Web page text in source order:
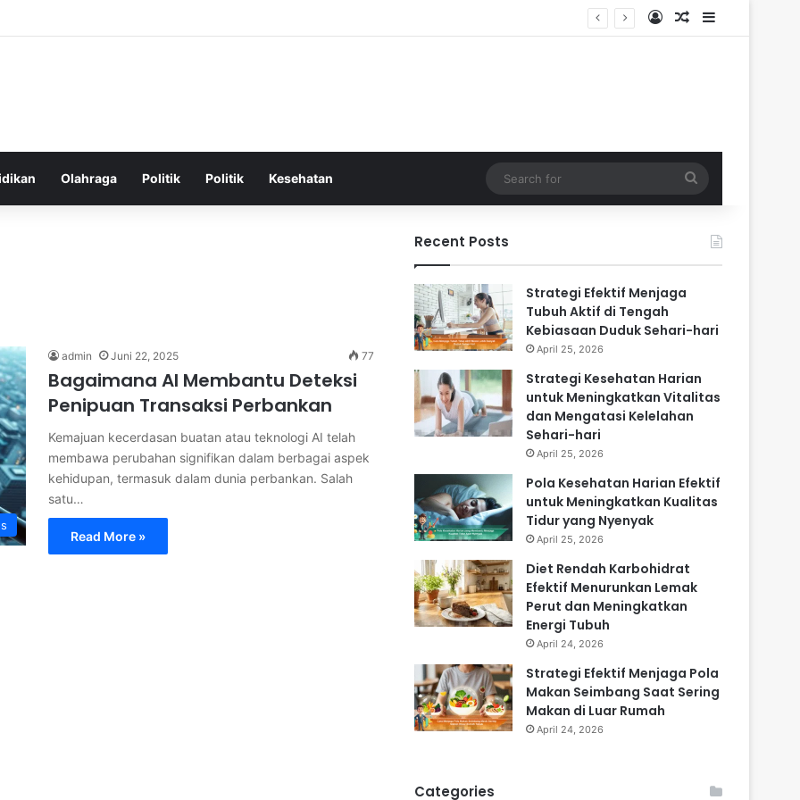
Log InRandom Article
Sidebar
Olahraga Politik Politik Kesehatan
for
admin Juni 22, 2025 77
Bagaimana AI Membantu Deteksi
Penipuan Transaksi Perbankan
Kemajuan kecerdasan buatan atau teknologi AI telah
membawa perubahan signifikan dalam berbagai aspek
kehidupan, termasuk dalam dunia perbankan. Salah
satu…
Read More »
Recent Posts
Strategi Efektif Menjaga
Tubuh Aktif di Tengah
Kebiasaan Duduk Sehari-hari
April 25, 2026
Strategi Kesehatan Harian
untuk Meningkatkan Vitalitas
dan Mengatasi Kelelahan
Sehari-hari
April 25, 2026
Pola Kesehatan Harian Efektif
untuk Meningkatkan Kualitas
Tidur yang Nyenyak
April 25, 2026
Diet Rendah Karbohidrat
Efektif Menurunkan Lemak
Perut dan Meningkatkan
Energi Tubuh
April 24, 2026
Strategi Efektif Menjaga Pola
Makan Seimbang Saat Sering
Makan di Luar Rumah
April 24, 2026
Categories